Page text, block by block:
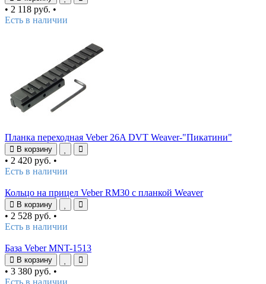
• 2 118 руб. •
Есть в наличии
Планка переходная Veber 26A DVT Weaver-"Пикатини"
В корзину
• 2 420 руб. •
Есть в наличии
Кольцо на прицел Veber RM30 с планкой Weaver
В корзину
• 2 528 руб. •
Есть в наличии
База Veber MNT-1513
В корзину
• 3 380 руб. •